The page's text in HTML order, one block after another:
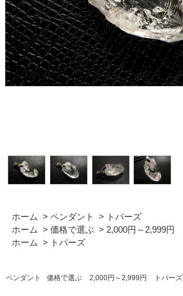
ホーム > ペンダント > トパーズ
ホーム > 価格で選ぶ > 2,000円～2,999円
ホーム > トパーズ
ペンダント 価格で選ぶ 2,000円～2,999円 トパーズ